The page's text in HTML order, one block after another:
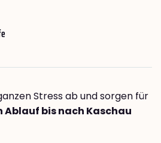
Stress ab und sorgen für
Ablauf bis nach Kaschau